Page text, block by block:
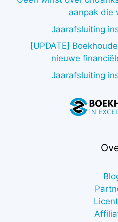
aanpak die
Jaarafsluiting
[UPDATE]
nieuwe
Jaarafsluiting